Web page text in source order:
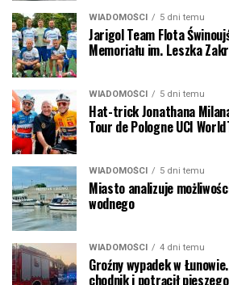
WIADOMOŚCI 5 dni temu
Jarigol Team Flota
Memoriału im. Leszka
WIADOMOŚCI 5 dni temu
Hat-trick Jonathana
Tour de Pologne UCI
WIADOMOŚCI 5 dni temu
Miasto analizuje
wodnego
WIADOMOŚCI 4 dni temu
Groźny wypadek w
chodnik i potrącił pieszego